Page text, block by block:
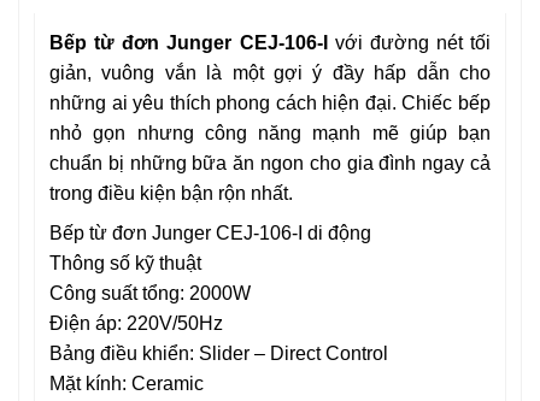
Bếp từ đơn Junger CEJ-106-I với đường nét tối
giản, vuông vắn là một gợi ý đầy hấp dẫn cho
những ai yêu thích phong cách hiện đại. Chiếc bếp
nhỏ gọn nhưng công năng mạnh mẽ giúp bạn
chuẩn bị những bữa ăn ngon cho gia đình ngay cả
trong điều kiện bận rộn nhất.
Bếp từ đơn Junger CEJ-106-I di động
Thông số kỹ thuật
Công suất tổng: 2000W
Điện áp: 220V/50Hz
Bảng điều khiển: Slider – Direct Control
Mặt kính: Ceramic